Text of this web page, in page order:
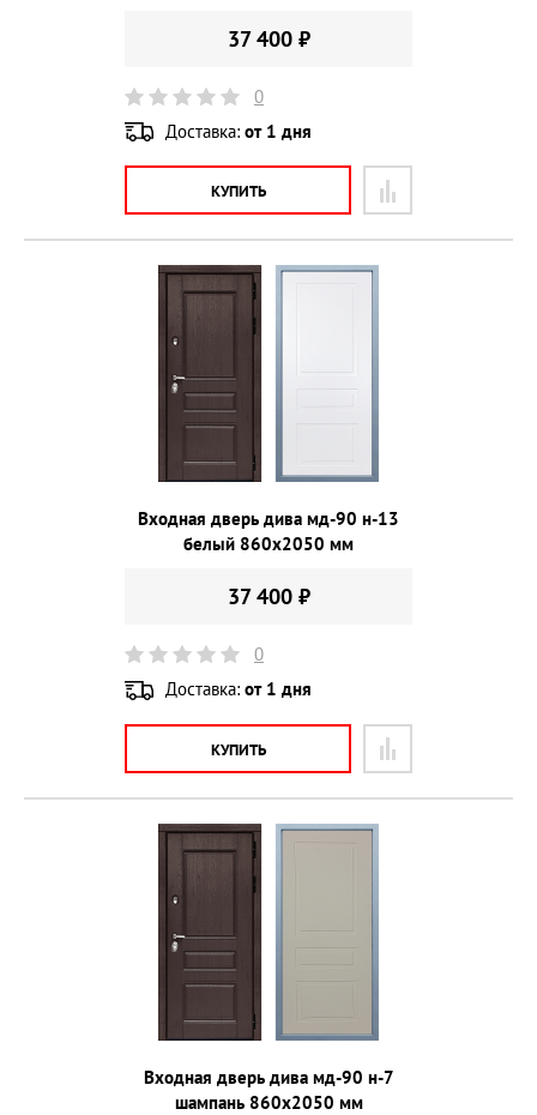
37 400 ₽
0
Доставка: от 1 дня
КУПИТЬ
Входная дверь дива мд-90 н-13
белый 860х2050 мм
37 400 ₽
0
Доставка: от 1 дня
КУПИТЬ
Входная дверь дива мд-90 н-7
шампань 860х2050 мм